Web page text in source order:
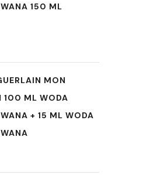
150 ML
MON
100 ML WODA
+ 15 ML WODA